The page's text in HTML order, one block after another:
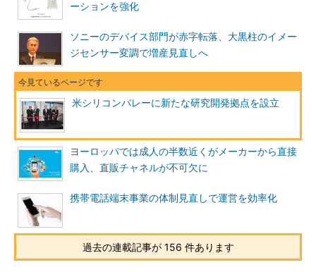
ーションを強化
ソニーのデバイス部門が赤字転落、大黒柱のイメー
ジセンサー変調で増産見直しへ
米シリコンバレーに新たな研究開発拠点を設立
ヨーロッパでは成人の半数近くがメーカーから直接
購入、直販チャネルが不可欠に
携帯電話端末事業の体制見直しで運営を効率化
過去の連載記事が 156 件あります